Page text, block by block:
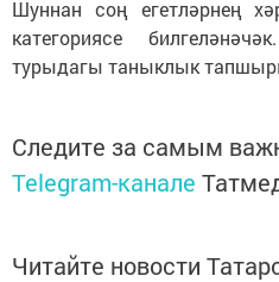
Шуннан соң егетләрнең
категориясе
турыдагы таныклык
Следите за самым
Telegram-канале
Читайте новости